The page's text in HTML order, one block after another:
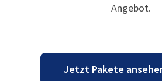
Angebot.